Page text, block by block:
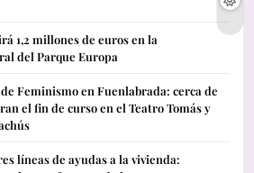
1,2 millones de euros en la
del Parque Europa
Feminismo en Fuenlabrada: cerca de
el fin de curso en el Teatro Tomás y
líneas de ayudas a la vivienda: